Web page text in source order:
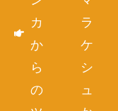
カ
か
ら
の
ラ
ケ
シ
ュ